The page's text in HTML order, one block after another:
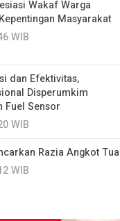
Wakaf Warga
Masyarakat
WIB
dan Efektivitas,
Disperumkim
Fuel Sensor
WIB
Razia Angkot Tua
WIB